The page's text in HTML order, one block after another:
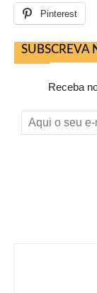
Pinterest
SUBSCREVA
Receba
Aqui
o